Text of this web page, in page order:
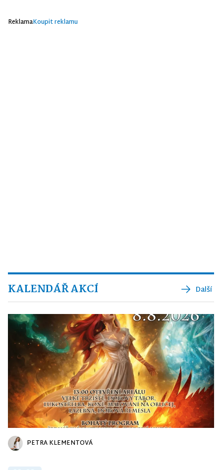
ReklamaKoupit reklamu
KALENDÁŘ AKCÍ Další
PETRA KLEMENTOVÁ